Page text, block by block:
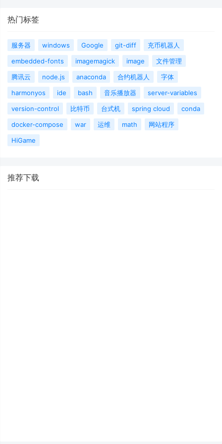
热门标签
服务器 windows Google git-diff
充币机器人
embedded-fonts
imagemagick image
文件管理
腾讯云
node.js anaconda 合约机器人
字体
harmonyos
ide bash 音乐播放器
server-variables
version-control
比特币 台式机 spring cloud
conda
docker-compose
war 运维 math
网站程序
HiGame
推荐下载